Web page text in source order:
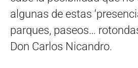
algunas de estas
parques, paseos…
Don Carlos Nicandro.